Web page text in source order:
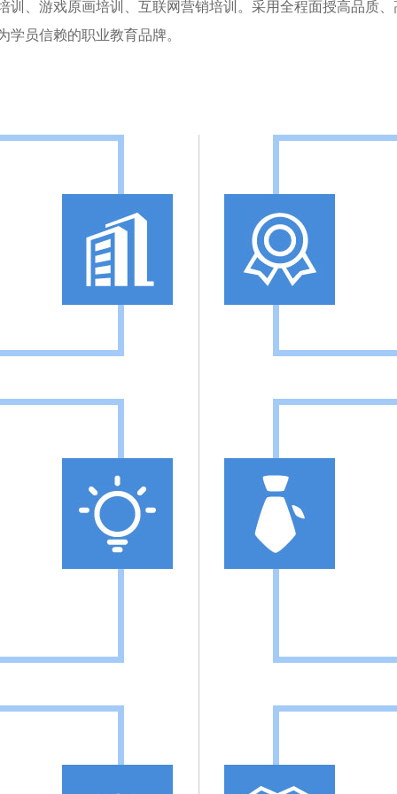
训、游戏原画培训、互联网营销培训。采用全程面授高品质
员信赖的职业教育品牌。